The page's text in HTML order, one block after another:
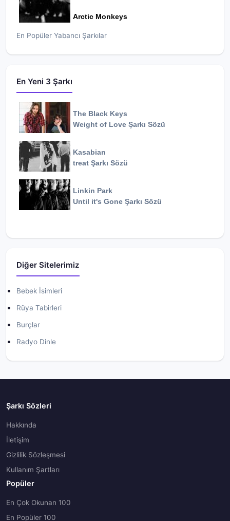
Arctic Monkeys
En Popüler Yabancı Şarkılar
En Yeni 3 Şarkı
The Black Keys
Weight of Love Şarkı Sözü
Kasabian
treat Şarkı Sözü
Linkin Park
Until it's Gone Şarkı Sözü
Diğer Sitelerimiz
Bebek İsimleri
Rüya Tabirleri
Burçlar
Radyo Dinle
Şarkı Sözleri
Hakkında
İletişim
Gizlilik Sözleşmesi
Kullanım Şartları
Popüler
En Çok Okunan 100
En Popüler 100